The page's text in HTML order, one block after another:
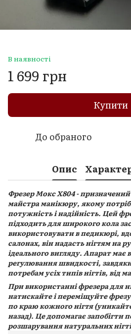
В наявності
1 699 грн
Купити
До обраного
Опис
Фрезер Мокс X804 -
майстра манікюру, якому
потужність і надійність. Цей
підходить для широкого кола
використовувати в педикюрі,
салонах, він надасть нігтям на
ідеального вигляду. Апарат має
регулювання швидкості,
потребам усіх типів нігтів, від
При використанні фрезера для
натискайте і переміщуйте
по краю кожного нігтя
назад). Це допомагає
розшарування натуральних